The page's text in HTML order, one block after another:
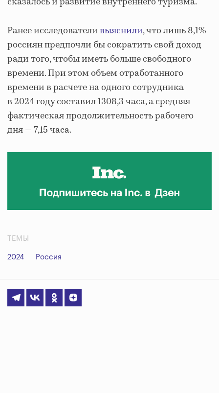
Ранее исследователивыяснили, что лишь 8,1%
россиян предпочли бы сократить свой доход
ради того, чтобы иметь больше свободного
времени. При этом объем отработанного
времени в расчете на одного сотрудника
в 2024 году составил 1308,3 часа, а средняя
фактическая продолжительность рабочего
дня — 7,15 часа.
ТЕМЫ
2024 Россия